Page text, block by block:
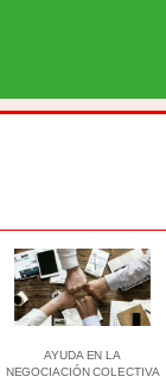
AYUDA EN LA
NEGOCIACIÓN COLECTIVA